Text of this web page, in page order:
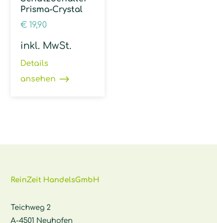
Prisma-Crystal
€ 19,90
inkl. MwSt.
Details
ansehen
ReinZeit HandelsGmbH
Teichweg 2
A-4501 Neuhofen